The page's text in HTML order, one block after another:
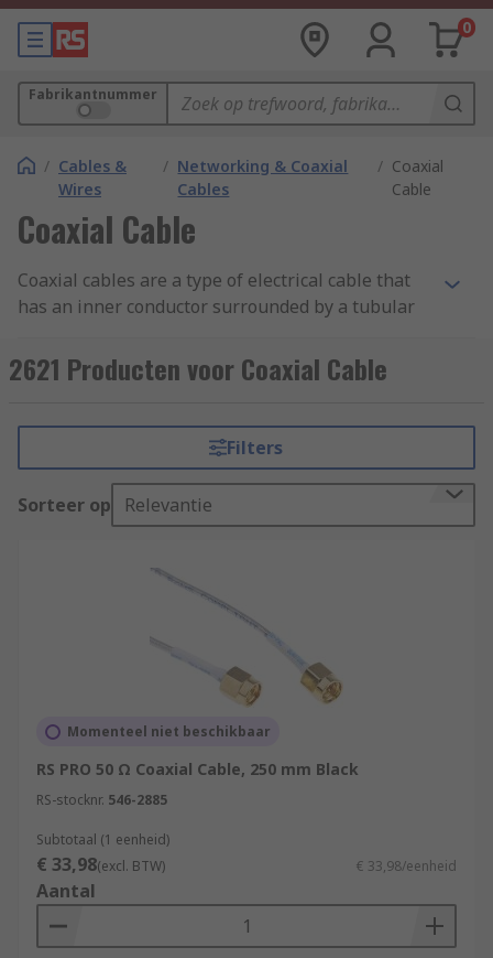
0
Fabrikantnummer
/ Cables &
Wires
/ Networking & Coaxial
Cables
/ Coaxial
Cable
Coaxial Cable
Coaxial cables are a type of electrical cable that
has an inner conductor surrounded by a tubular
conducting shield.
designed to carry signals over long distances.
Coaxial Cable Applications
radio transmitters and receivers with their
antennas, computer network (Internet)
connections, digital audio (S/PDIF), and
distributing cable television signals. For detailed
information about their uses and the different
kinds of coaxial cables available, we recommend
you read our bespokeCoaxial Cable Guide
2621 Producten voor Coaxial Cable
Filters
Sorteer op Relevantie
Momenteel niet beschikbaar
RS PRO 50 Ω Coaxial Cable, 250 mm Black
RS-stocknr. 546-2885
Subtotaal (1 eenheid)
€ 33,98(excl. BTW) € 33,98/eenheid
Aantal